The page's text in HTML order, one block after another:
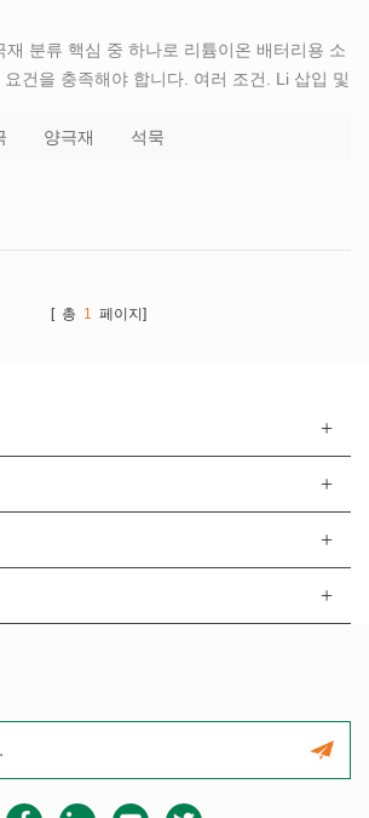
는 재료의 전기전도도 저하로...
재 분류 핵심 중 하나로 리튬이온 배터리용 소
건을 충족해야 합니다. 여러 조건. Li 삽입 및
한 것입니다. Li 삽입 및 탈리 과정에서, 전극
고 구하기 쉽다. 기술력으로 발전과 산업 고도
양극재 석묵
[ 총 1 페이지]